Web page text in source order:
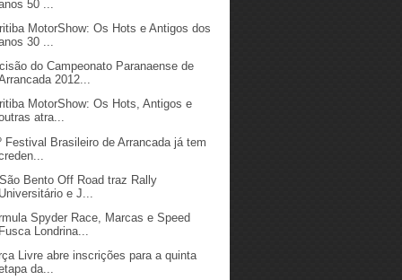
50 ...
MotorShow: Os Hots e Antigos dos
30 ...
do Campeonato Paranaense de
2012...
MotorShow: Os Hots, Antigos e
atra...
Festival Brasileiro de Arrancada já tem
Bento Off Road traz Rally
Universitário e J...
Spyder Race, Marcas e Speed
Fusca Londrina...
Livre abre inscrições para a quinta
da...